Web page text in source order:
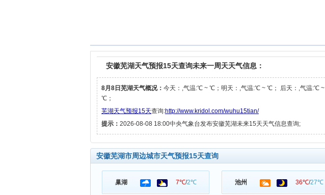
安徽芜湖天气预报15天查询未来一周天天气信息：
8月8日芜湖天气概况： 今天：,气温:℃ ~ ℃；明天：,气温:℃ ~ ℃； 后天：,气温:℃ ~
℃；
芜湖天气预报15天查询:http://www.kridol.com/wuhu15tian/
提示： 2026-08-08 18:00中央气象台发布安徽芜湖未来15天天气信息查询;
安徽芜湖市周边城市天气预报15天查询
巢湖 7℃/2℃ 池州 36℃/27℃